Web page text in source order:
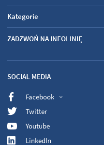
Kategorie
ZADZWOŃ NA INFOLINIĘ
SOCIAL MEDIA
Facebook
Twitter
Youtube
LinkedIn